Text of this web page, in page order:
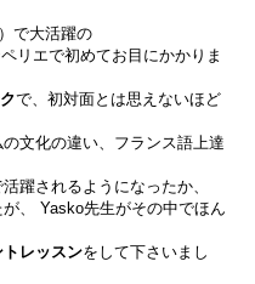
で大活躍の
リエで初めてお目にかかりま
で、初対面とは思えないほど
文化の違い、フランス語上達
躍されるようになったか、
、 Yasko先生がその中でほん
トレッスンをして下さいまし